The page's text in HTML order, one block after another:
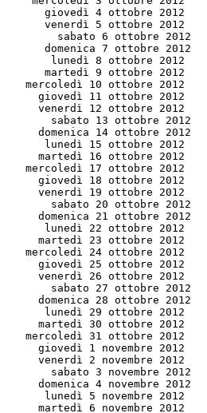
giovedì 4 ottobre 2012
venerdì 5 ottobre 2012
sabato 6 ottobre 2012
domenica 7 ottobre 2012
lunedì 8 ottobre 2012
martedì 9 ottobre 2012
mercoledì 10 ottobre 2012
giovedì 11 ottobre 2012
venerdì 12 ottobre 2012
sabato 13 ottobre 2012
domenica 14 ottobre 2012
lunedì 15 ottobre 2012
martedì 16 ottobre 2012
mercoledì 17 ottobre 2012
giovedì 18 ottobre 2012
venerdì 19 ottobre 2012
sabato 20 ottobre 2012
domenica 21 ottobre 2012
lunedì 22 ottobre 2012
martedì 23 ottobre 2012
mercoledì 24 ottobre 2012
giovedì 25 ottobre 2012
venerdì 26 ottobre 2012
sabato 27 ottobre 2012
domenica 28 ottobre 2012
lunedì 29 ottobre 2012
martedì 30 ottobre 2012
mercoledì 31 ottobre 2012
giovedì 1 novembre 2012
venerdì 2 novembre 2012
sabato 3 novembre 2012
domenica 4 novembre 2012
lunedì 5 novembre 2012
martedì 6 novembre 2012